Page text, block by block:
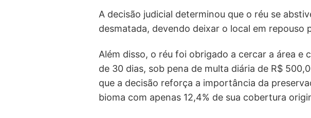
A decisão judicial determinou que o réu se
desmatada, devendo deixar o local em repouso
Além disso, o réu foi obrigado a cercar a área e
de 30 dias, sob pena de multa diária de R$
que a decisão reforça a importância da
bioma com apenas 12,4% de sua cobertura